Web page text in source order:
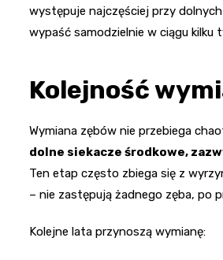
występuje najczęściej przy
wypaść samodzielnie w ciągu
Kolejność
Wymiana zębów nie przebiega
dolne siekacze środkowe,
Ten etap często zbiega się z
– nie zastępują żadnego zęba, po
Kolejne lata przynoszą wymianę: